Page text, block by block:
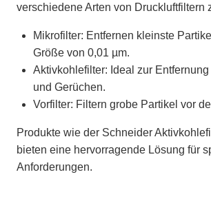
verschiedene Arten von Druckluftfiltern
Mikrofilter: Entfernen kleinste
Größe von 0,01 µm.
Aktivkohlefilter: Ideal zur
und Gerüchen.
Vorfilter: Filtern grobe Partikel vor
Produkte wie der Schneider
bieten eine hervorragende Lösung für
Anforderungen.